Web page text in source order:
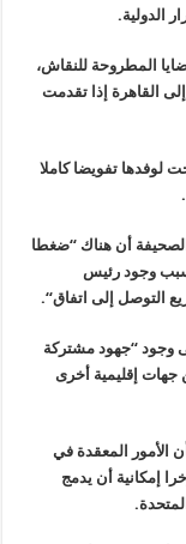
الدولية.
المطروحة للنقاش،
القاهرة إذا تقدمت
لوفدها تفويضا كاملا
.
أن هناك “ضغطا
وجود رئيس
التوصل إلى اتفاق“.
وجود “جهود مشتركة
إقليمية أخرى
الأمور المعقدة في
إمكانية أن يدمج
.